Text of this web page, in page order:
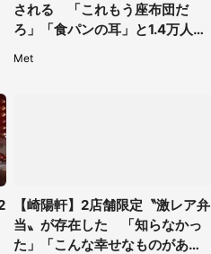
される 「これもう座布団だ
ろ」「食パンの耳」と1.4万人困
Met
【崎陽軒】2店舗限定〝激レア弁
当〟が存在した 「知らなかっ
た」「こんな幸せなものがあっ